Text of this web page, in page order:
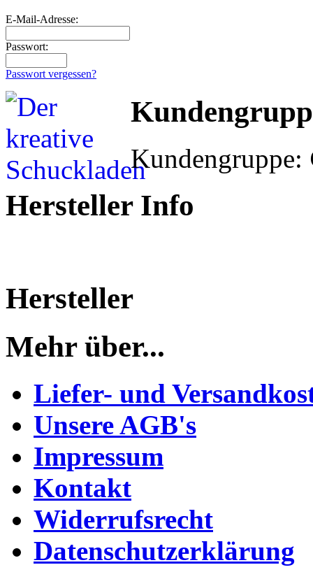
E-Mail-Adresse:
Passwort:
Passwort vergessen?
Kundengruppe:
Hersteller Info
Hersteller
Mehr über...
Liefer- und
Unsere AGB's
Impressum
Kontakt
Widerrufsrecht
Datenschutzerklärung